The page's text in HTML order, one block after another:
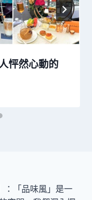
怦然心動的
：「品味風」是一